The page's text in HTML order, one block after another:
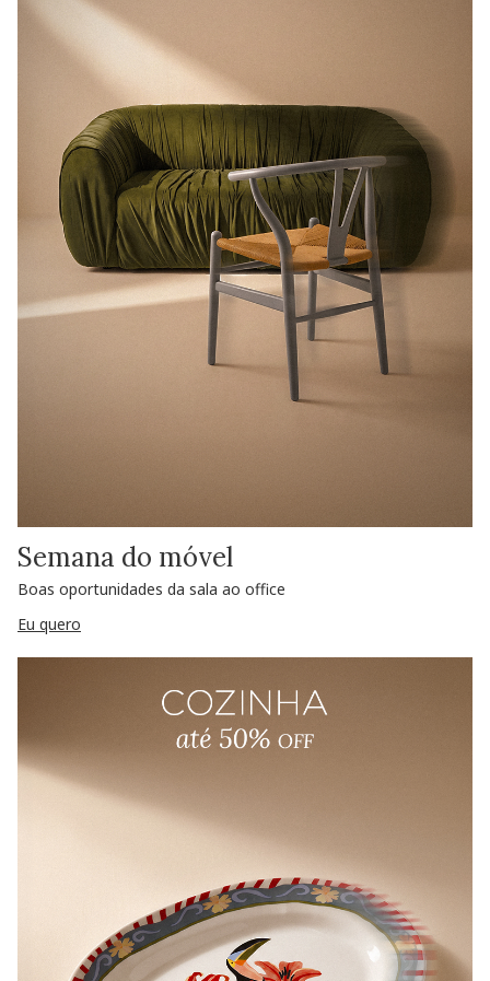
Semana do móvel
Boas oportunidades da sala ao office
Eu quero